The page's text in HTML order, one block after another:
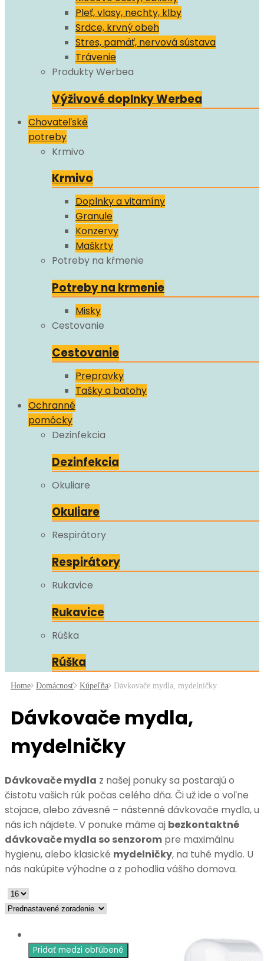
Pleť, vlasy, nechty, klby
Srdce, krvný obeh
Stres, pamäť, nervová sústava
Trávenie
Produkty Werbea
Výživové doplnky Werbea
Chovateľské
potreby
Krmivo
Krmivo
Doplnky a vitamíny
Granule
Konzervy
Maškrty
Potreby na kŕmenie
Potreby na krmenie
Misky
Cestovanie
Cestovanie
Prepravky
Tašky a batohy
Ochranné
pomôcky
Dezinfekcia
Dezinfekcia
Okuliare
Okuliare
Respirátory
Respirátory
Rukavice
Rukavice
Rúška
Rúška
Home Domácnosť Kúpeľňa Dávkovače mydla, mydelničky
Dávkovače mydla,
mydelničky
Dávkovače mydla z našej ponuky sa postarajú o
čistotu vašich rúk počas celého dňa. Či už ide o voľne
stojace, alebo závesné – nástenné dávkovače mydla, u
nás ich nájdete. V ponuke máme aj bezkontaktné
dávkovače mydla so senzorom pre maximálnu
hygienu, alebo klasické mydelničky, na tuhé mydlo. U
nás nakúpite výhodne a z pohodlia vášho domova.
Pridať medzi obľúbené